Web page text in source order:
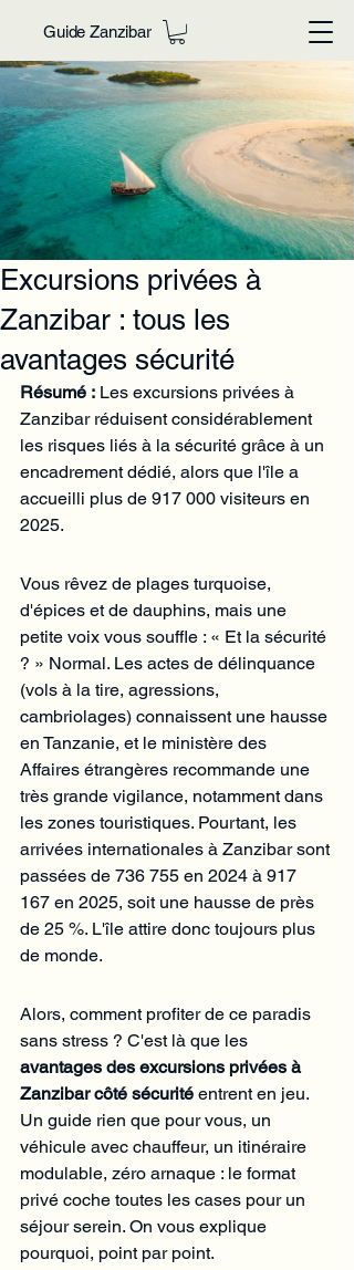
Guide Zanzibar
Excursions privées à
Zanzibar : tous les
avantages sécurité
Résumé : Les excursions privées à
Zanzibar réduisent considérablement
les risques liés à la sécurité grâce à un
encadrement dédié, alors que l'île a
accueilli plus de 917 000 visiteurs en
2025.
Vous rêvez de plages turquoise,
d'épices et de dauphins, mais une
petite voix vous souffle : « Et la sécurité
? » Normal. Les actes de délinquance
(vols à la tire, agressions,
cambriolages) connaissent une hausse
en Tanzanie, et le ministère des
Affaires étrangères recommande une
très grande vigilance, notamment dans
les zones touristiques. Pourtant, les
arrivées internationales à Zanzibar sont
passées de 736 755 en 2024 à 917
167 en 2025, soit une hausse de près
de 25 %. L'île attire donc toujours plus
de monde.
Alors, comment profiter de ce paradis
sans stress ? C'est là que les
avantages des excursions privées à
Zanzibar côté sécurité entrent en jeu.
Un guide rien que pour vous, un
véhicule avec chauffeur, un itinéraire
modulable, zéro arnaque : le format
privé coche toutes les cases pour un
séjour serein. On vous explique
pourquoi, point par point.